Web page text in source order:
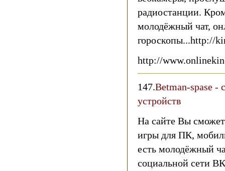
радиостанции.
молодёжный чат,
гороскопы...http://
http://
147.Betman-spase -
устройств
На сайте Вы
игры для ПК,
есть молодёжный
социальной сети